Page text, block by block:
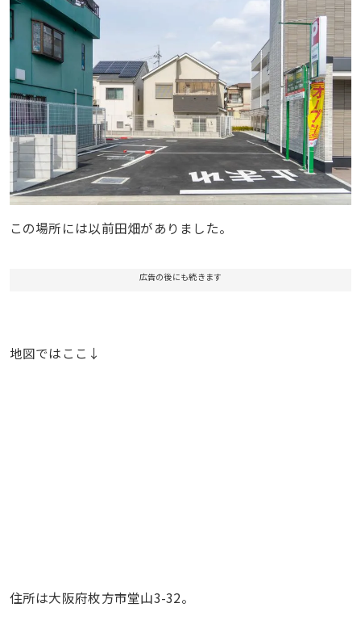
この場所には以前田畑がありました。
広告の後にも続きます
地図ではここ↓
住所は大阪府枚方市堂山3-32。